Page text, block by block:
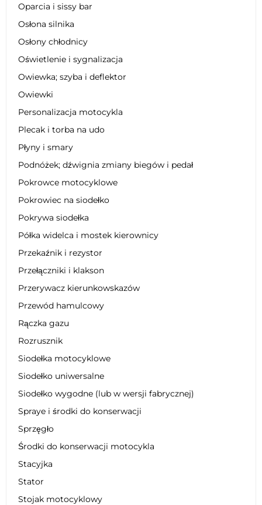
Oparcia i sissy bar
Osłona silnika
Osłony chłodnicy
Oświetlenie i sygnalizacja
Owiewka; szyba i deflektor
Owiewki
Personalizacja motocykla
Plecak i torba na udo
Płyny i smary
Podnóżek; dźwignia zmiany biegów i pedał
Pokrowce motocyklowe
Pokrowiec na siodełko
Pokrywa siodełka
Półka widelca i mostek kierownicy
Przekaźnik i rezystor
Przełączniki i klakson
Przerywacz kierunkowskazów
Przewód hamulcowy
Rączka gazu
Rozrusznik
Siodełka motocyklowe
Siodełko uniwersalne
Siodełko wygodne (lub w wersji fabrycznej)
Spraye i środki do konserwacji
Sprzęgło
Środki do konserwacji motocykla
Stacyjka
Stator
Stojak motocyklowy